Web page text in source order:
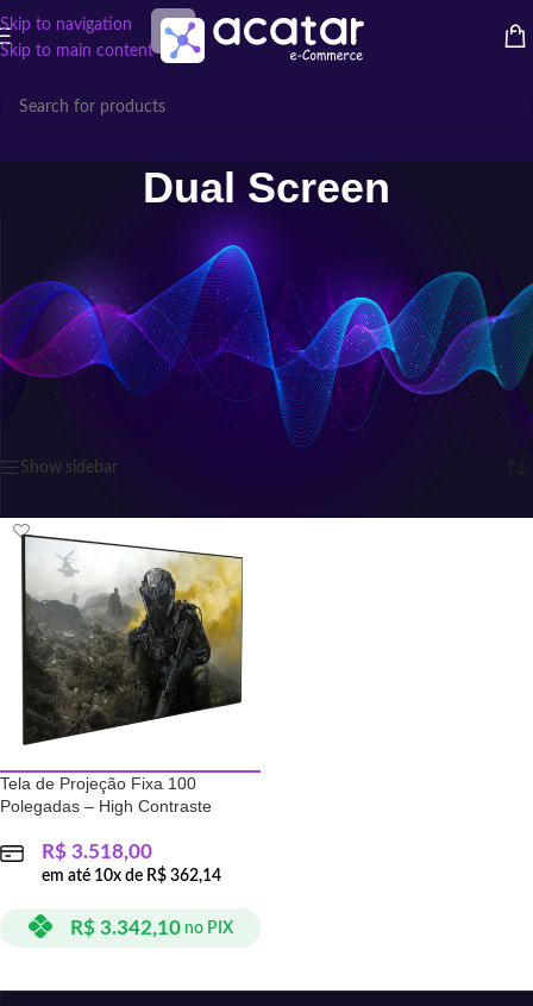
Skip to navigation
Skip to main content
Dual Screen
Exibindo Produtos Dual Screen
A Dual Screen oferece soluções inovadoras em videowalls e displays
profissionais, garantindo qualidade de imagem, tecnologia e desempenho
para diversos ambientes.
Atributo "Marcas" de produto / Dual Screen
Show sidebar
Tela de Projeção Fixa 100
Polegadas – High Contraste
R$ 3.518,00
em até 10x de R$ 362,14
R$3.342,10 no PIX